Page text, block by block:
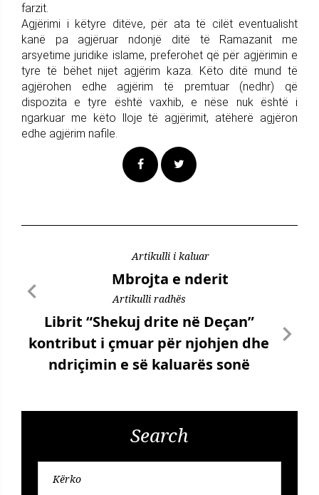
farzit.
Agjërimi i këtyre ditëve, për ata të cilët eventualisht
kanë pa agjëruar ndonjë ditë të Ramazanit me
arsyetime juridike islame, preferohet që për agjërimin e
tyre të bëhet nijet agjërim kaza. Këto ditë mund të
agjërohen edhe agjërim të premtuar (nedhr) që
dispozita e tyre është vaxhib, e nëse nuk është i
ngarkuar me këto lloje të agjërimit, atëherë agjëron
edhe agjërim nafile.
Artikulli i kaluar
Mbrojta e nderit
Artikulli radhës
Librit “Shekuj drite në Deçan”
kontribut i çmuar për njohjen dhe
ndriçimin e së kaluarës sonë
Search